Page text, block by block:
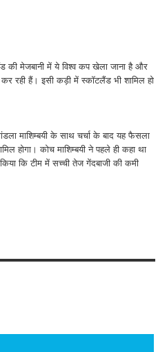
की मेजबानी में ये विश्व कप खेला जाना है और
रही हैं। इसी कड़ी में स्कॉटलैंड भी शामिल हो
माशिम्बयी के साथ चर्चा के बाद यह फैसला
होगा। कोच माशिम्बयी ने पहले ही कहा था
कि टीम में सच्ची तेज गेंदबाजी की कमी